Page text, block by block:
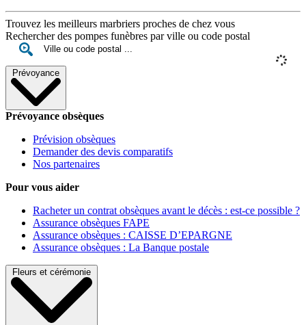
Trouvez les meilleurs marbriers proches de chez vous
Rechercher des pompes funèbres par ville ou code postal
Prévoyance
Prévoyance obsèques
Prévision obsèques
Demander des devis comparatifs
Nos partenaires
Pour vous aider
Racheter un contrat obsèques avant le décès : est-ce possible ?
Assurance obsèques FAPE
Assurance obsèques : CAISSE D’EPARGNE
Assurance obsèques : La Banque postale
Fleurs et cérémonie